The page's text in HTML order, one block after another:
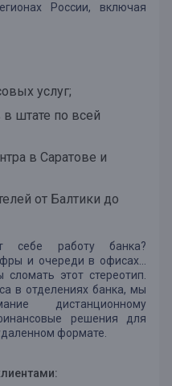
России, включая
услуг;
штате по всей
в Саратове и
от Балтики до
себе работу банка?
и очереди в офисах…
этот стереотип.
в отделениях банка, мы
дистанционному
решения для
формате.